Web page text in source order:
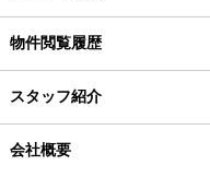
物件閲覧履歴
スタッフ紹介
会社概要